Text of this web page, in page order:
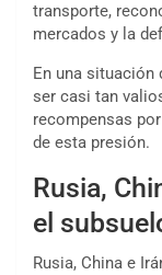
transporte,
mercados y la
En una situación
ser casi tan
recompensas
de esta presión.
Rusia,
el
Rusia, China e